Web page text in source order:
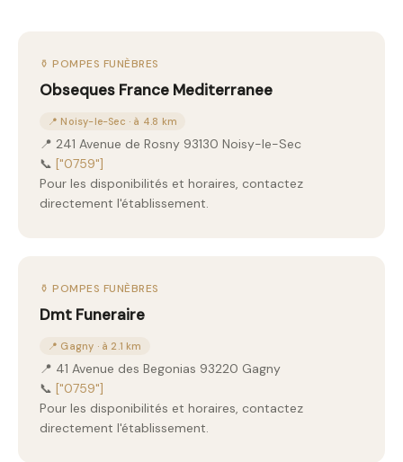
⚱️ POMPES FUNÈBRES
Obseques France Mediterranee
📍 Noisy-le-Sec · à 4.8 km
📍 241 Avenue de Rosny 93130 Noisy-le-Sec
📞 ["0759"]
Pour les disponibilités et horaires, contactez
directement l'établissement.
⚱️ POMPES FUNÈBRES
Dmt Funeraire
📍 Gagny · à 2.1 km
📍 41 Avenue des Begonias 93220 Gagny
📞 ["0759"]
Pour les disponibilités et horaires, contactez
directement l'établissement.